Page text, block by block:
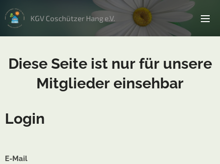
KGV Coschützer Hang e.V.
Diese Seite ist nur für unsere
Mitglieder einsehbar
Login
E-Mail